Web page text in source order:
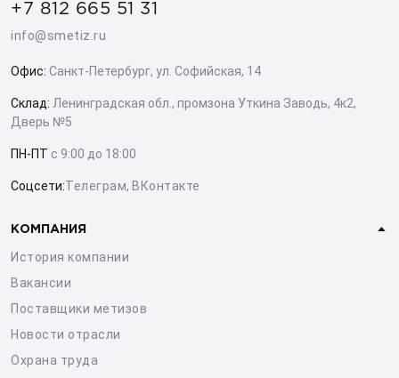
+7 812 665 51 31
info@smetiz.ru
Офис: Санкт-Петербург, ул. Софийская, 14
Склад: Ленинградская обл., промзона Уткина Заводь, 4к2,
Дверь №5
ПН-ПТ с 9:00 до 18:00
Соцсети:Телеграм, ВКонтакте
КОМПАНИЯ
История компании
Вакансии
Поставщики метизов
Новости отрасли
Охрана труда